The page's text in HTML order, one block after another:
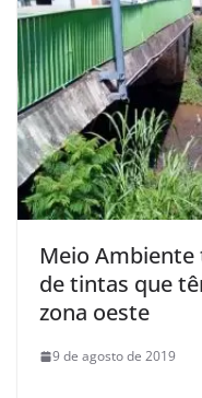
Meio
de tintas que
zona oeste
9 de agosto de 2019